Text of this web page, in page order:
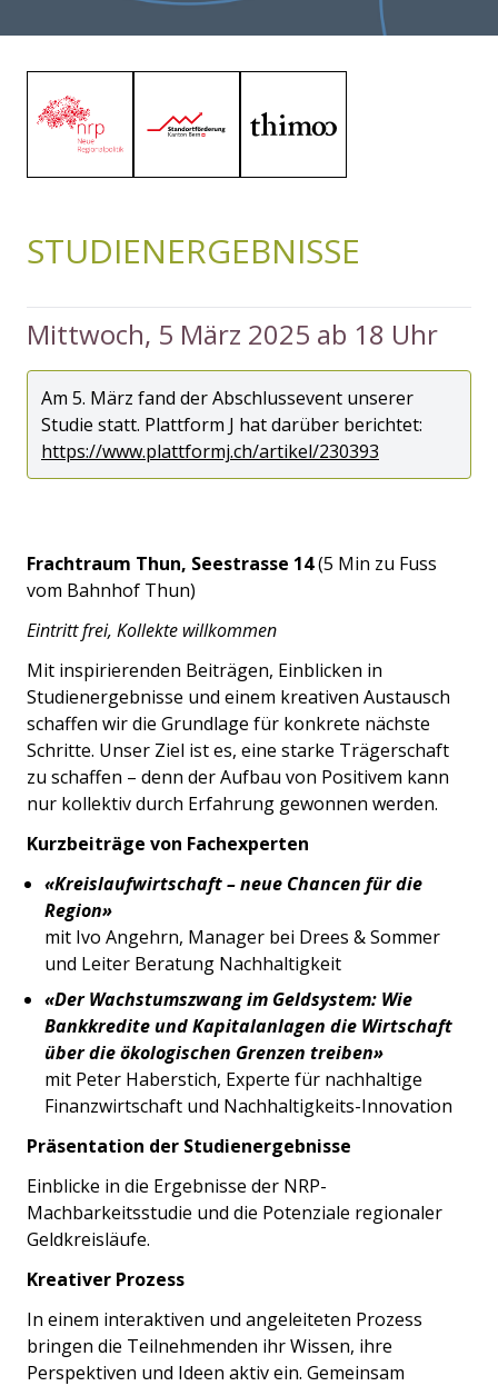
STUDIENERGEBNISSE
Mittwoch, 5 März 2025 ab 18 Uhr
Am 5. März fand der Abschlussevent unserer
Studie statt. Plattform J hat darüber berichtet:
https://www.plattformj.ch/artikel/230393
Frachtraum Thun, Seestrasse 14(5 Min zu Fuss
vom Bahnhof Thun)
Eintritt frei, Kollekte willkommen
Mit inspirierenden Beiträgen, Einblicken in
Studienergebnisse und einem kreativen Austausch
schaffen wir die Grundlage für konkrete nächste
Schritte. Unser Ziel ist es, eine starke Trägerschaft
zu schaffen – denn der Aufbau von Positivem kann
nur kollektiv durch Erfahrung gewonnen werden.
Kurzbeiträge von Fachexperten
«Kreislaufwirtschaft – neue Chancen für die
Region»
mit Ivo Angehrn, Manager bei Drees & Sommer
und Leiter Beratung Nachhaltigkeit
«Der Wachstumszwang im Geldsystem: Wie
Bankkredite und Kapitalanlagen die Wirtschaft
über die ökologischen Grenzen treiben»
mit Peter Haberstich, Experte für nachhaltige
Finanzwirtschaft und Nachhaltigkeits-Innovation
Präsentation der Studienergebnisse
Einblicke in die Ergebnisse der NRP-
Machbarkeitsstudie und die Potenziale regionaler
Geldkreisläufe.
Kreativer Prozess
In einem interaktiven und angeleiteten Prozess
bringen die Teilnehmenden ihr Wissen, ihre
Perspektiven und Ideen aktiv ein. Gemeinsam